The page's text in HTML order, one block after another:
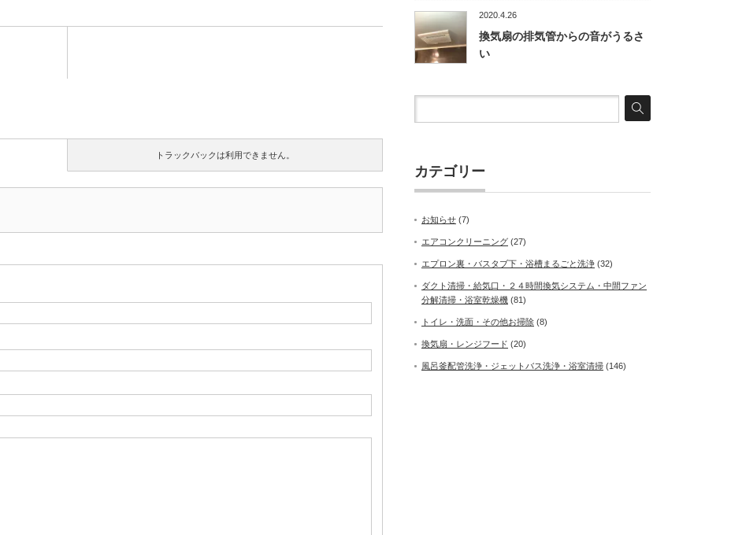
トラックバックは利用できません。
2020.4.26
換気扇の排気管からの音がうるさ
い
カテゴリー
お知らせ (7)
エアコンクリーニング (27)
エプロン裏・バスタブ下・浴槽まるごと洗浄 (32)
ダクト清掃・給気口・２４時間換気システム・中間ファン
分解清掃・浴室乾燥機 (81)
トイレ・洗面・その他お掃除 (8)
換気扇・レンジフード (20)
風呂釜配管洗浄・ジェットバス洗浄・浴室清掃 (146)